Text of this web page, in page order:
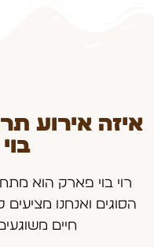
איזה אירוע
רוי בוי פארק הוא
הסוגים ואנחנו
חיים